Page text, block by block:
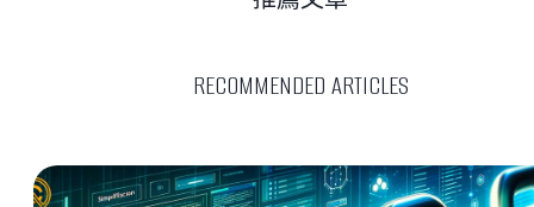
RECOMMENDED ARTICLES